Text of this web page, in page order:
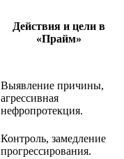
Действия и цели в
«Прайм»
Выявление причины,
агрессивная
нефропротекция.
Контроль, замедление
прогрессирования.